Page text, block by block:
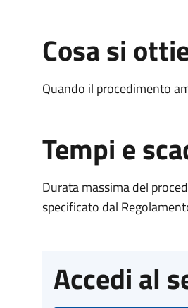
Cosa si
Quando il procedimento
Tempi e
Durata massima del
specificato dal
Accedi al